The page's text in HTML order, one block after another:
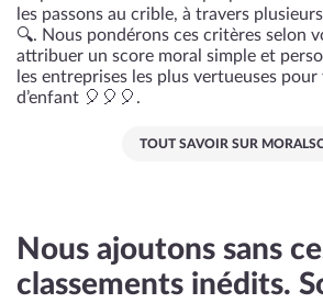
les passons au crible, à travers
🔍. Nous pondérons ces critères selon
attribuer un score moral simple et
les entreprises les plus vertueuses
d’enfant 🎈🎈🎈.
TOUT SAVOIR SUR
Nous ajoutons sans
classements inédits.